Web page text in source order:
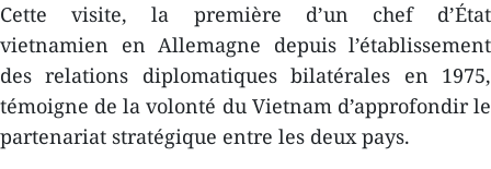
Cette visite, la première d’un chef d’État
vietnamien en Allemagne depuis l’établissement
des relations diplomatiques bilatérales en 1975,
témoigne de la volonté du Vietnam d’approfondir le
partenariat stratégique entre les deux pays.